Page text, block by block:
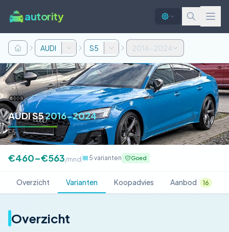
autority
AUDI S5 2016-2024
AUDI S52016-2024
F5
€460–€563/mnd 5 varianten Goed
Overzicht Varianten Koopadvies Aanbod 16
Overzicht